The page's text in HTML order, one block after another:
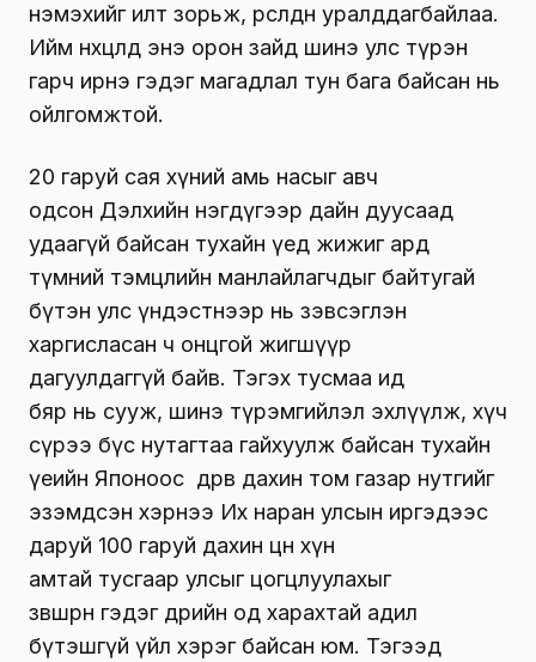
нэмэхийг илт зорьж, өрсөлдөн уралддагбайлаа.
Ийм нөхцөлд энэ орон зайд шинэ улс түрэн
гарч ирнэ гэдэг магадлал тун бага байсан нь
ойлгомжтой.
20 гаруй сая хүний амь насыг авч
одсон Дэлхийн нэгдүгээр дайн дуусаад
удаагүй байсан тухайн үед жижиг ард
түмний тэмцлийн манлайлагчдыг байтугай
бүтэн улс үндэстнээр нь зэвсэглэн
харгисласан ч онцгой жигшүүр
дагуулдаггүй байв. Тэгэх тусмаа ид
бяр нь сууж, шинэ түрэмгийлэл эхлүүлж, хүч
сүрээ бүс нутагтаа гайхуулж байсан тухайн
үеийн Японоос дөрөв дахин том газар нутгийг
эзэмдсэн хэрнээ Их наран улсын иргэдээс
даруй 100 гаруй дахин цөөн хүн
амтай тусгаар улсыг цогцлуулахыг
зөвшөөрнө гэдэг өдрийн од харахтай адил
бүтэшгүй үйл хэрэг байсан юм. Тэгээд